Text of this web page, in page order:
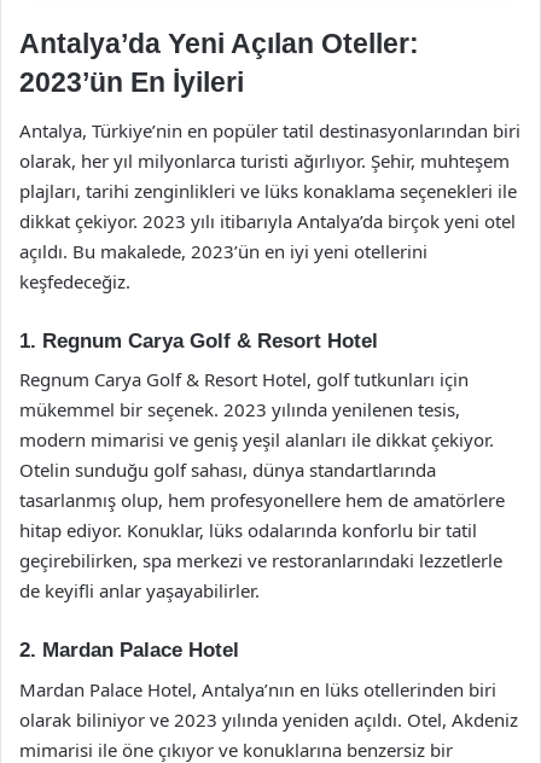
Antalya’da Yeni Açılan Oteller:
2023’ün En İyileri
Antalya, Türkiye’nin en popüler tatil destinasyonlarından biri
olarak, her yıl milyonlarca turisti ağırlıyor. Şehir, muhteşem
plajları, tarihi zenginlikleri ve lüks konaklama seçenekleri ile
dikkat çekiyor. 2023 yılı itibarıyla Antalya’da birçok yeni otel
açıldı. Bu makalede, 2023’ün en iyi yeni otellerini
keşfedeceğiz.
1. Regnum Carya Golf & Resort Hotel
Regnum Carya Golf & Resort Hotel, golf tutkunları için
mükemmel bir seçenek. 2023 yılında yenilenen tesis,
modern mimarisi ve geniş yeşil alanları ile dikkat çekiyor.
Otelin sunduğu golf sahası, dünya standartlarında
tasarlanmış olup, hem profesyonellere hem de amatörlere
hitap ediyor. Konuklar, lüks odalarında konforlu bir tatil
geçirebilirken, spa merkezi ve restoranlarındaki lezzetlerle
de keyifli anlar yaşayabilirler.
2. Mardan Palace Hotel
Mardan Palace Hotel, Antalya’nın en lüks otellerinden biri
olarak biliniyor ve 2023 yılında yeniden açıldı. Otel, Akdeniz
mimarisi ile öne çıkıyor ve konuklarına benzersiz bir